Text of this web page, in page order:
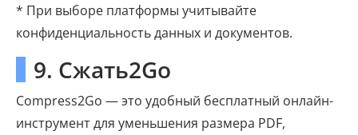
* При выборе платформы учитывайте
конфиденциальность данных и документов.
9. Сжать2Go
Compress2Go — это удобный бесплатный онлайн-
инструмент для уменьшения размера PDF,